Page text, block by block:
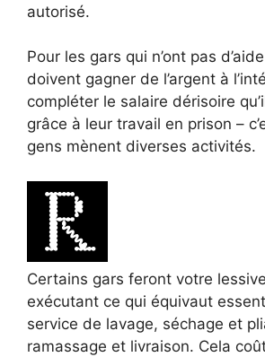
autorisé.
Pour les gars qui n’ont pas
doivent gagner de l’argent à
compléter le salaire dérisoire
grâce à leur travail en prison –
gens mènent diverses activités.
Certains gars feront votre
exécutant ce qui équivaut
service de lavage, séchage et
ramassage et livraison. Cela